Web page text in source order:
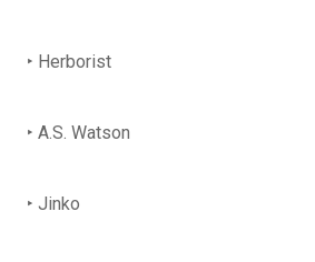
‣ Herborist
‣ A.S. Watson
‣ Jinko